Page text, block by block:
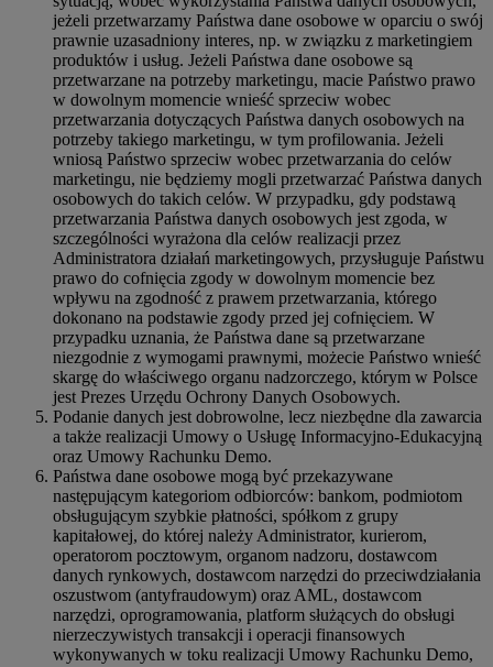
jeżeli przetwarzamy Państwa dane osobowe w oparciu o swój
prawnie uzasadniony interes, np. w związku z marketingiem
produktów i usług. Jeżeli Państwa dane osobowe są
przetwarzane na potrzeby marketingu, macie Państwo prawo
w dowolnym momencie wnieść sprzeciw wobec
przetwarzania dotyczących Państwa danych osobowych na
potrzeby takiego marketingu, w tym profilowania. Jeżeli
wniosą Państwo sprzeciw wobec przetwarzania do celów
marketingu, nie będziemy mogli przetwarzać Państwa danych
osobowych do takich celów. W przypadku, gdy podstawą
przetwarzania Państwa danych osobowych jest zgoda, w
szczególności wyrażona dla celów realizacji przez
Administratora działań marketingowych, przysługuje Państwu
prawo do cofnięcia zgody w dowolnym momencie bez
wpływu na zgodność z prawem przetwarzania, którego
dokonano na podstawie zgody przed jej cofnięciem. W
przypadku uznania, że Państwa dane są przetwarzane
niezgodnie z wymogami prawnymi, możecie Państwo wnieść
skargę do właściwego organu nadzorczego, którym w Polsce
jest Prezes Urzędu Ochrony Danych Osobowych.
Podanie danych jest dobrowolne, lecz niezbędne dla zawarcia
a także realizacji Umowy o Usługę Informacyjno-Edukacyjną
oraz Umowy Rachunku Demo.
Państwa dane osobowe mogą być przekazywane
następującym kategoriom odbiorców: bankom, podmiotom
obsługującym szybkie płatności, spółkom z grupy
kapitałowej, do której należy Administrator, kurierom,
operatorom pocztowym, organom nadzoru, dostawcom
danych rynkowych, dostawcom narzędzi do przeciwdziałania
oszustwom (antyfraudowym) oraz AML, dostawcom
narzędzi, oprogramowania, platform służących do obsługi
nierzeczywistych transakcji i operacji finansowych
wykonywanych w toku realizacji Umowy Rachunku Demo,